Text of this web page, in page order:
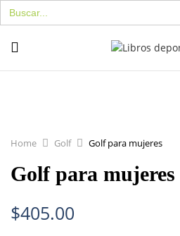
Buscar:
Home Golf Golf para mujeres
Golf para mujeres
$405.00